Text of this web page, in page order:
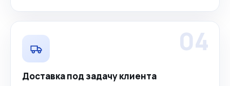
04
Доставка под задачу клиента